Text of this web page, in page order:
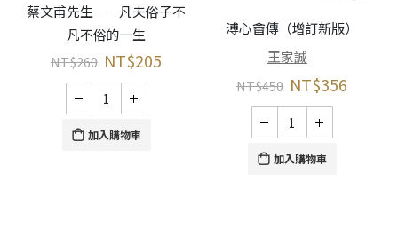
蔡文甫先生──凡夫俗子不
凡不俗的一生
NT$260 NT$205
加入購物車
溥心畬傳（增訂新版）
王家誠
NT$450 NT$356
加入購物車